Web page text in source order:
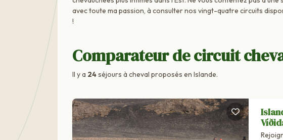
avec toute ma passion, à consulter nos vingt-quatre circuits
!
Comparateur de circuit
Il y a 24séjours à cheval proposés en Islande.